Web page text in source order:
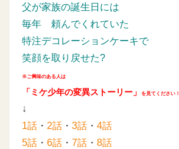
父が家族の誕生日には
毎年 頼んでくれていた
特注デコレーションケーキで
笑顔を取り戻せた?
※ご興味のある人は
「ミケ少年の変異ストーリー」 を見てください！
↓
1話 ・ 2話 ・ 3話 ・ 4話
5話 ・ 6話 ・ 7話 ・ 8話